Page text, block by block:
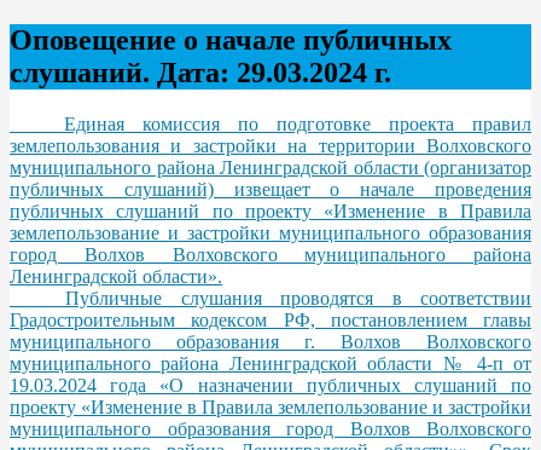
Оповещение о начале публичных
слушаний. Дата: 29.03.2024 г.
Единая комиссия по подготовке проекта правил
землепользования и застройки на территории Волховского
муниципального района Ленинградской области (организатор
публичных слушаний) извещает о начале проведения
публичных слушаний по проекту «Изменение в Правила
землепользование и застройки муниципального образования
город Волхов Волховского муниципального района
Ленинградской области».
Публичные слушания проводятся в соответствии
Градостроительным кодексом РФ, постановлением главы
муниципального образования г. Волхов Волховского
муниципального района Ленинградской области № 4-п от
19.03.2024 года «О назначении публичных слушаний по
проекту «Изменение в Правила землепользование и застройки
муниципального образования город Волхов Волховского